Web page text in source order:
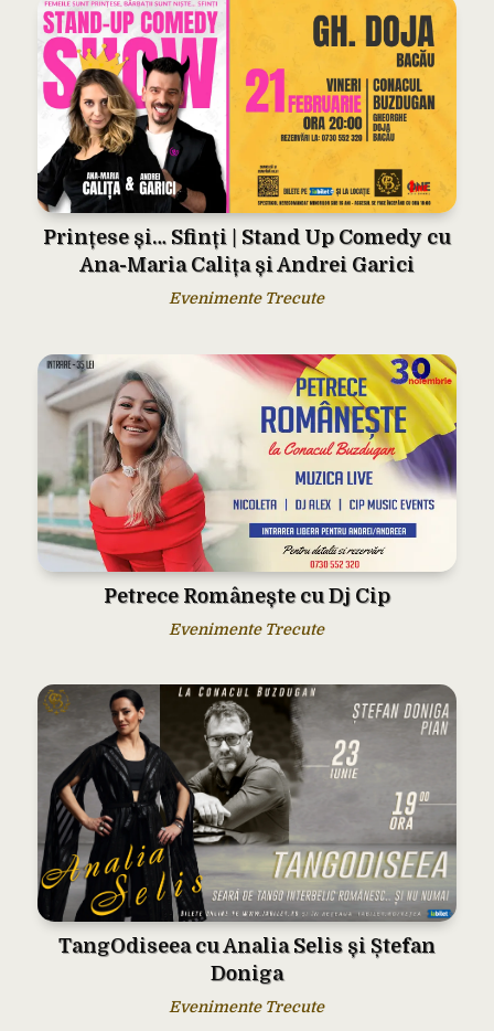
Prințese și… Sfinți | Stand Up Comedy cu
Ana-Maria Calița și Andrei Garici
Evenimente Trecute
Petrece Românește cu Dj Cip
Evenimente Trecute
TangOdiseea cu Analia Selis și Ștefan
Doniga
Evenimente Trecute